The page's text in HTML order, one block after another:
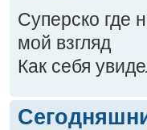
Суперско где
мой взгляд
Как себя